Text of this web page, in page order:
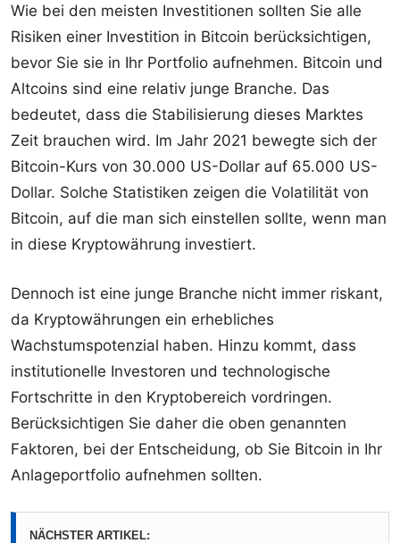
Wie bei den meisten Investitionen sollten Sie alle
Risiken einer Investition in Bitcoin berücksichtigen,
bevor Sie sie in Ihr Portfolio aufnehmen. Bitcoin und
Altcoins sind eine relativ junge Branche. Das
bedeutet, dass die Stabilisierung dieses Marktes
Zeit brauchen wird. Im Jahr 2021 bewegte sich der
Bitcoin-Kurs von 30.000 US-Dollar auf 65.000 US-
Dollar. Solche Statistiken zeigen die Volatilität von
Bitcoin, auf die man sich einstellen sollte, wenn man
in diese Kryptowährung investiert.
Dennoch ist eine junge Branche nicht immer riskant,
da Kryptowährungen ein erhebliches
Wachstumspotenzial haben. Hinzu kommt, dass
institutionelle Investoren und technologische
Fortschritte in den Kryptobereich vordringen.
Berücksichtigen Sie daher die oben genannten
Faktoren, bei der Entscheidung, ob Sie Bitcoin in Ihr
Anlageportfolio aufnehmen sollten.
NÄCHSTER ARTIKEL: